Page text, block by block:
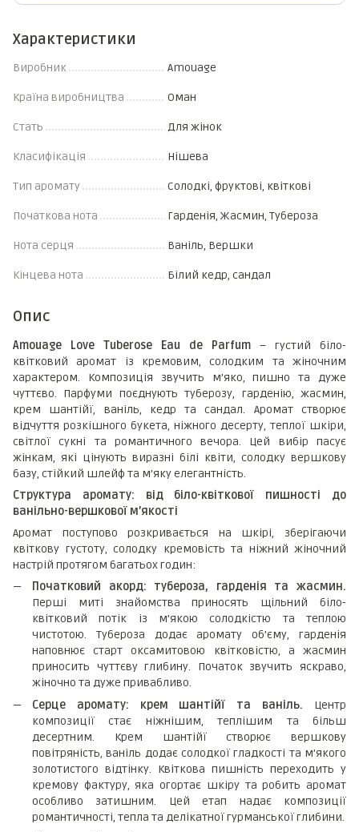
Характеристики
Виробник Amouage
Країна виробництва Оман
Стать Для жінок
Класифікація Нішева
Тип аромату Солодкі, фруктові, квіткові
Початкова нота Гарденія, Жасмин, Тубероза
Нота серця Ваніль, Вершки
Кінцева нота Білий кедр, сандал
Опис
Amouage Love Tuberose Eau de Parfum – густий біло-
квітковий аромат із кремовим, солодким та жіночним
характером. Композиція звучить м’яко, пишно та дуже
чуттєво. Парфуми поєднують туберозу, гарденію, жасмин,
крем шантійї, ваніль, кедр та сандал. Аромат створює
відчуття розкішного букета, ніжного десерту, теплої шкіри,
світлої сукні та романтичного вечора. Цей вибір пасує
жінкам, які цінують виразні білі квіти, солодку вершкову
базу, стійкий шлейф та м’яку елегантність.
Структура аромату: від біло-квіткової пишності до
ванільно-вершкової м’якості
Аромат поступово розкривається на шкірі, зберігаючи
квіткову густоту, солодку кремовість та ніжний жіночний
настрій протягом багатьох годин:
Початковий акорд: тубероза, гарденія та жасмин.
Перші миті знайомства приносять щільний біло-
квітковий потік із м’якою солодкістю та теплою
чистотою. Тубероза додає аромату об’єму, гарденія
наповнює старт оксамитовою квітковістю, а жасмин
приносить чуттєву глибину. Початок звучить яскраво,
жіночно та дуже привабливо.
Серце аромату: крем шантійї та ваніль. Центр
композиції стає ніжнішим, теплішим та більш
десертним. Крем шантійї створює вершкову
повітряність, ваніль додає солодкої гладкості та м’якого
золотистого відтінку. Квіткова пишність переходить у
кремову фактуру, яка огортає шкіру та робить аромат
особливо затишним. Цей етап надає композиції
романтичності, тепла та делікатної гурманської глибини.